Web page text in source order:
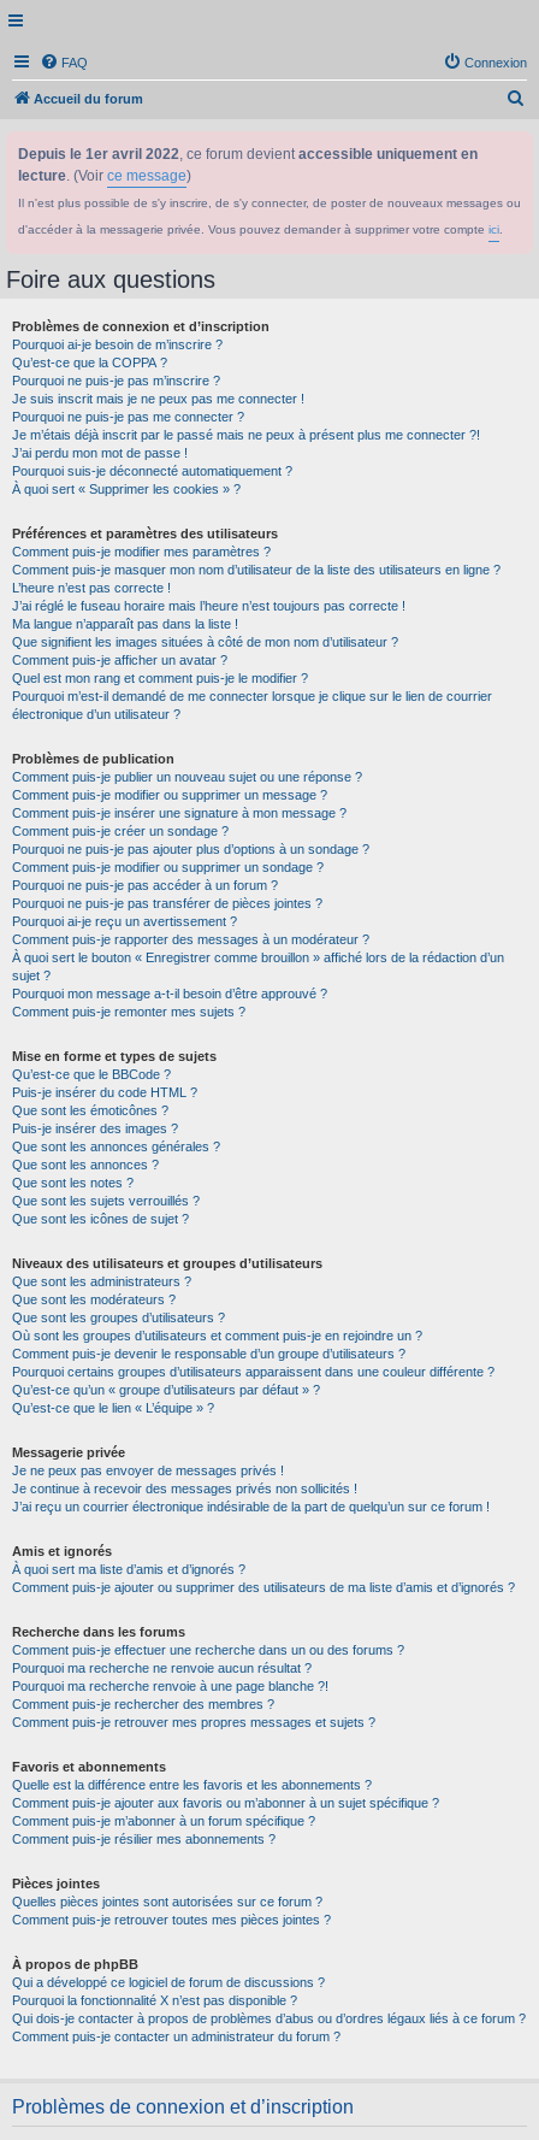
FAQ Connexion
Accueil du forum
Depuis le 1er avril 2022, ce forum devientaccessible uniquement en
lecture. (Voir ce message)
Il n'est plus possible de s'y inscrire, de s'y connecter, de poster de nouveaux messages ou
d'accéder à la messagerie privée. Vous pouvez demander à supprimer votre compte ici
Foire aux questions
Problèmes de connexion et d’inscription
Pourquoi ai-je besoin de m’inscrire ?
Qu’est-ce que la COPPA ?
Pourquoi ne puis-je pas m’inscrire ?
Je suis inscrit mais je ne peux pas me connecter !
Pourquoi ne puis-je pas me connecter ?
Je m’étais déjà inscrit par le passé mais ne peux à présent plus me connecter ?!
J’ai perdu mon mot de passe !
Pourquoi suis-je déconnecté automatiquement ?
À quoi sert « Supprimer les cookies » ?
Préférences et paramètres des utilisateurs
Comment puis-je modifier mes paramètres ?
Comment puis-je masquer mon nom d’utilisateur de la liste des utilisateurs en ligne ?
L’heure n’est pas correcte !
J’ai réglé le fuseau horaire mais l’heure n’est toujours pas correcte !
Ma langue n’apparaît pas dans la liste !
Que signifient les images situées à côté de mon nom d’utilisateur ?
Comment puis-je afficher un avatar ?
Quel est mon rang et comment puis-je le modifier ?
Pourquoi m’est-il demandé de me connecter lorsque je clique sur le lien de courrier
électronique d’un utilisateur ?
Problèmes de publication
Comment puis-je publier un nouveau sujet ou une réponse ?
Comment puis-je modifier ou supprimer un message ?
Comment puis-je insérer une signature à mon message ?
Comment puis-je créer un sondage ?
Pourquoi ne puis-je pas ajouter plus d’options à un sondage ?
Comment puis-je modifier ou supprimer un sondage ?
Pourquoi ne puis-je pas accéder à un forum ?
Pourquoi ne puis-je pas transférer de pièces jointes ?
Pourquoi ai-je reçu un avertissement ?
Comment puis-je rapporter des messages à un modérateur ?
À quoi sert le bouton « Enregistrer comme brouillon » affiché lors de la rédaction d’un
sujet ?
Pourquoi mon message a-t-il besoin d’être approuvé ?
Comment puis-je remonter mes sujets ?
Mise en forme et types de sujets
Qu’est-ce que le BBCode ?
Puis-je insérer du code HTML ?
Que sont les émoticônes ?
Puis-je insérer des images ?
Que sont les annonces générales ?
Que sont les annonces ?
Que sont les notes ?
Que sont les sujets verrouillés ?
Que sont les icônes de sujet ?
Niveaux des utilisateurs et groupes d’utilisateurs
Que sont les administrateurs ?
Que sont les modérateurs ?
Que sont les groupes d’utilisateurs ?
Où sont les groupes d’utilisateurs et comment puis-je en rejoindre un ?
Comment puis-je devenir le responsable d’un groupe d’utilisateurs ?
Pourquoi certains groupes d’utilisateurs apparaissent dans une couleur différente ?
Qu’est-ce qu’un « groupe d’utilisateurs par défaut » ?
Qu’est-ce que le lien « L’équipe » ?
Messagerie privée
Je ne peux pas envoyer de messages privés !
Je continue à recevoir des messages privés non sollicités !
J’ai reçu un courrier électronique indésirable de la part de quelqu’un sur ce forum !
Amis et ignorés
À quoi sert ma liste d’amis et d’ignorés ?
Comment puis-je ajouter ou supprimer des utilisateurs de ma liste d’amis et d’ignorés ?
Recherche dans les forums
Comment puis-je effectuer une recherche dans un ou des forums ?
Pourquoi ma recherche ne renvoie aucun résultat ?
Pourquoi ma recherche renvoie à une page blanche ?!
Comment puis-je rechercher des membres ?
Comment puis-je retrouver mes propres messages et sujets ?
Favoris et abonnements
Quelle est la différence entre les favoris et les abonnements ?
Comment puis-je ajouter aux favoris ou m’abonner à un sujet spécifique ?
Comment puis-je m’abonner à un forum spécifique ?
Comment puis-je résilier mes abonnements ?
Pièces jointes
Quelles pièces jointes sont autorisées sur ce forum ?
Comment puis-je retrouver toutes mes pièces jointes ?
À propos de phpBB
Qui a développé ce logiciel de forum de discussions ?
Pourquoi la fonctionnalité X n’est pas disponible ?
Qui dois-je contacter à propos de problèmes d’abus ou d’ordres légaux liés à ce forum ?
Comment puis-je contacter un administrateur du forum ?
Problèmes de connexion et d’inscription